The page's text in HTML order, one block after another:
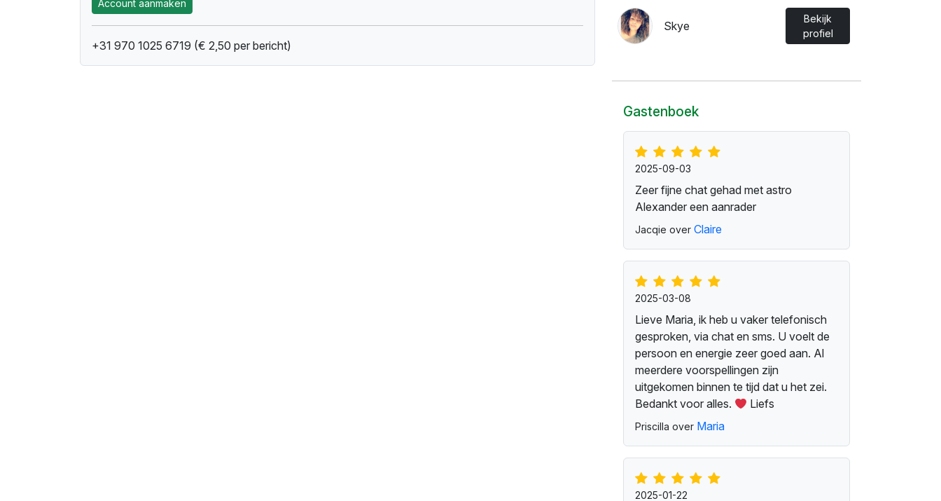
Account aanmaken
+31 970 1025 6719 (€ 2,50 per bericht)
Skye
Bekijk
profiel
Gastenboek
2025-09-03
Zeer fijne chat gehad met astro
Alexander een aanrader
Jacqie over Claire
2025-03-08
Lieve Maria, ik heb u vaker telefonisch
gesproken, via chat en sms. U voelt de
persoon en energie zeer goed aan. Al
meerdere voorspellingen zijn
uitgekomen binnen te tijd dat u het zei.
Bedankt voor alles.
Liefs
Priscilla over Maria
2025-01-22